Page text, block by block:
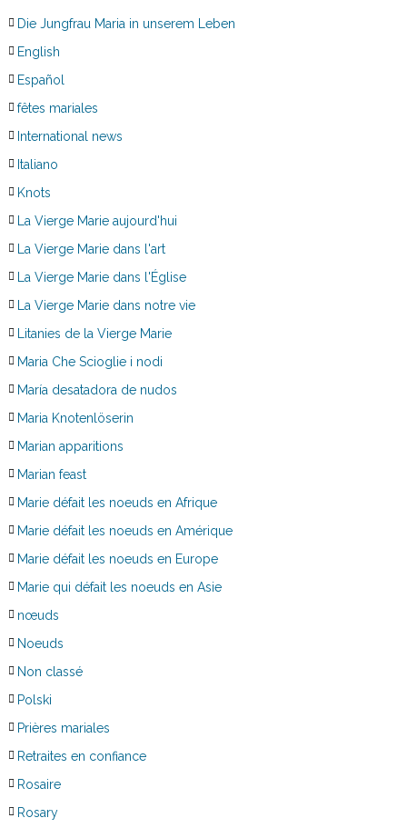
Die Jungfrau Maria in unserem Leben
English
Español
fêtes mariales
International news
Italiano
Knots
La Vierge Marie aujourd'hui
La Vierge Marie dans l'art
La Vierge Marie dans l'Église
La Vierge Marie dans notre vie
Litanies de la Vierge Marie
Maria Che Scioglie i nodi
María desatadora de nudos
Maria Knotenlöserin
Marian apparitions
Marian feast
Marie défait les noeuds en Afrique
Marie défait les noeuds en Amérique
Marie défait les noeuds en Europe
Marie qui défait les noeuds en Asie
nœuds
Noeuds
Non classé
Polski
Prières mariales
Retraites en confiance
Rosaire
Rosary